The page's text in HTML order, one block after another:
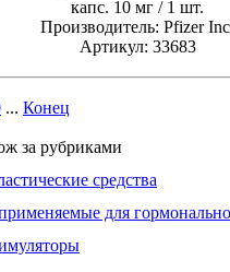
капс. 10 мг / 1 шт.
Производитель: Pfizer
Артикул: 33683
... Конец
за рубриками
средства
для